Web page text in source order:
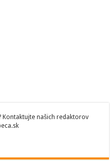
Kontaktujte našich redaktorov